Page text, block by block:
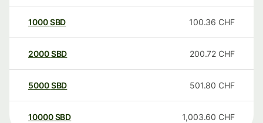
1000SBD 100.36 CHF
2000SBD 200.72 CHF
5000SBD 501.80 CHF
10000 SBD 1,003.60 CHF